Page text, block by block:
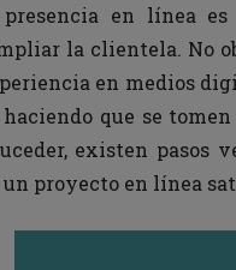
presencia en línea
la clientela. No
en medios
que se
existen pasos
proyecto en línea